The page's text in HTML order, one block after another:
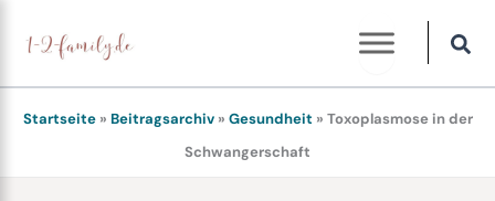
Inhalt
springen
Startseite» Beitragsarchiv» Gesundheit » Toxoplasmose in der
Schwangerschaft